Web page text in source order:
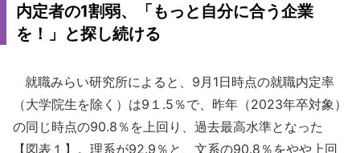
内定者の1割弱、「もっと自分に合う企業
を！」と探し続ける
就職みらい研究所によると、9月1日時点の就職内定率
（大学院生を除く）は9１.5％で、昨年（2023年卒対象）
の同じ時点の90.8％を上回り、過去最高水準となった
【図表１】。理系が92.9％と、文系の90.8％をやや上回